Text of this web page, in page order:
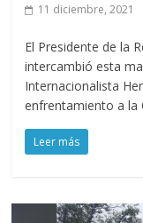
11 diciembre, 2021
El Presidente de la
intercambió esta
Internacionalista
enfrentamiento a la
Leer más